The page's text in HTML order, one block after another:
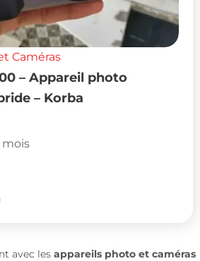
Caméras
– Appareil photo
– Korba
mois
avec les appareils photo et caméras